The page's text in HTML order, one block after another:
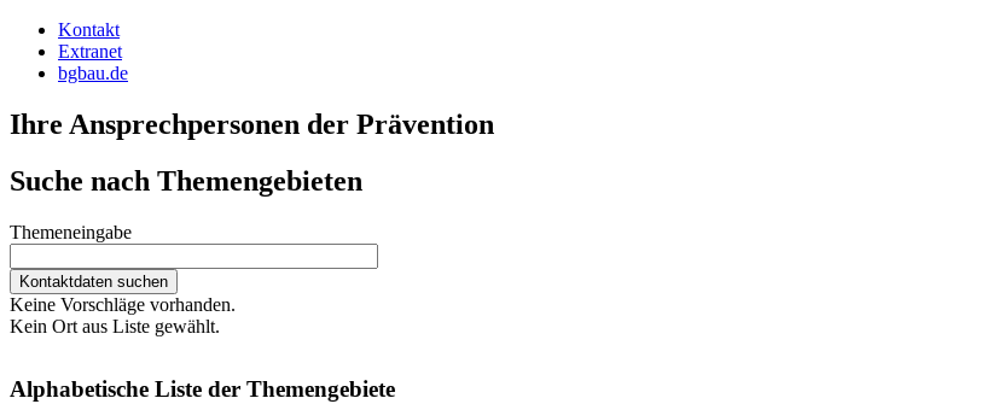
Kontakt
Extranet
bgbau.de
Ihre Ansprechpersonen der Prävention
Suche nach Themengebieten
Themeneingabe
Keine Vorschläge vorhanden.
Kein Ort aus Liste gewählt.
Alphabetische Liste der Themengebiete